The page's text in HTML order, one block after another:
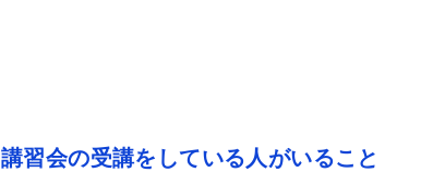
講習会の受講をしている人がいること